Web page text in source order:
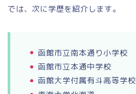
では、次に学歴を紹介します。
函館市立南本通り小学校
函館市立本通中学校
函館大学付属有斗高等学校